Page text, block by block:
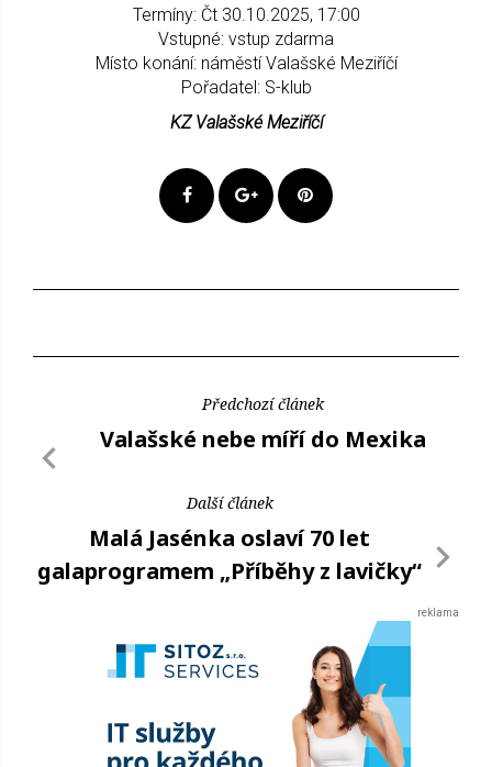
Termíny: Čt 30.10.2025, 17:00
Vstupné: vstup zdarma
Místo konání: náměstí Valašské Meziříčí
Pořadatel: S-klub
KZ Valašské Meziříčí
Předchozí článek
Valašské nebe míří do Mexika
Další článek
Malá Jasénka oslaví 70 let
galaprogramem „Příběhy z lavičky“